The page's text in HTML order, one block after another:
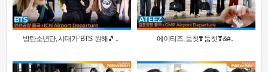
방탄소년단, 시대가 ‘BTS’ 원해🎵 .. 에이티즈, 둠칫❣️ 둠칫❣&#..